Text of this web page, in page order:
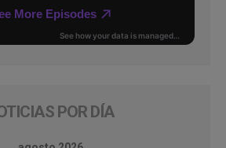
POR DÍA